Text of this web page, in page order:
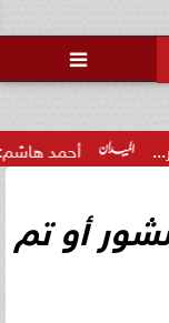

أحمد هاشم:
أو تم